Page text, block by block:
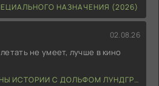
НАЗНАЧЕНИЯ (2026)
02.08.26
не умеет, лучше в кино
С ДОЛЬФОМ ЛУНДГРЕНОМ (2026)